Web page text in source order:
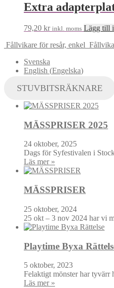
Extra
79,20 kr inkl. moms Lägg till
Fållvikare för resår, enkel
Svenska
English (Engelska)
STUVBITSRÄKNARE
MÄSSPRISER 2025
24 oktober, 2025
Dags för Syfestivalen i
Läs mer »
MÄSSPRISER
25 oktober, 2024
25 okt – 3 nov 2024 har vi
Playtime Byxa
5 oktober, 2023
Felaktigt mönster har
Läs mer »